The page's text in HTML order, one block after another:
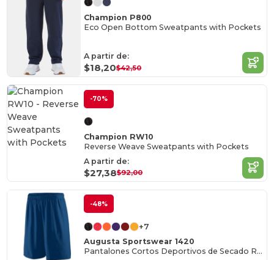
Champion P800
Eco Open Bottom Sweatpants with Pockets
A partir de:
$18,20$42,50
-70%
Champion RW10
Reverse Weave Sweatpants with Pockets
A partir de:
$27,38$92,00
-48%
+7
Augusta Sportswear 1420
Pantalones Cortos Deportivos de Secado Rápido